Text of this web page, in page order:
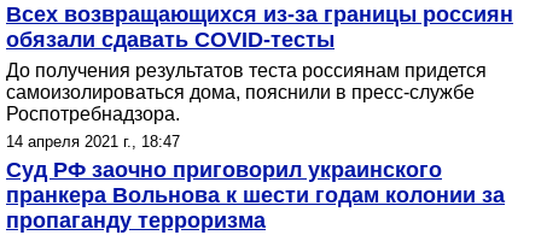
Всех возвращающихся из-за границы россиян
обязали сдавать COVID-тесты
До получения результатов теста россиянам придется
самоизолироваться дома, пояснили в пресс-службе
Роспотребнадзора.
14 апреля 2021 г., 18:47
Суд РФ заочно приговорил украинского
пранкера Вольнова к шести годам колонии за
пропаганду терроризма